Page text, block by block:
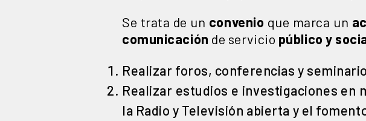
Se trata de un convenio que marca un
comunicación de servicio público y
Realizar foros, conferencias y
Realizar estudios e investigaciones
la Radio y Televisión abierta y el